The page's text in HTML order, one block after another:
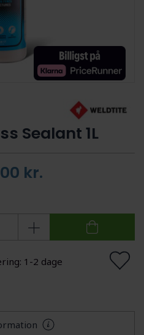
Sealant 1L
kr.
1-2 dage